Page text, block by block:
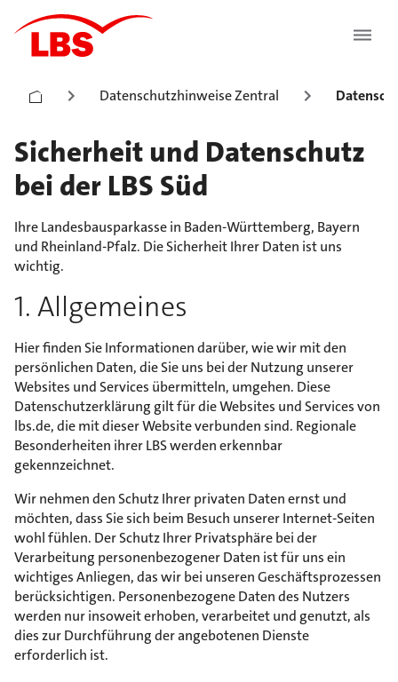
Datenschutzhinweise Zentral
Sicherheit und Datenschutz
bei der LBS Süd
Ihre Landesbausparkasse in Baden-Württemberg, Bayern
und Rheinland-Pfalz. Die Sicherheit Ihrer Daten ist uns
wichtig.
1. Allgemeines
Hier finden Sie Informationen darüber, wie wir mit den
persönlichen Daten, die Sie uns bei der Nutzung unserer
Websites und Services übermitteln, umgehen. Diese
Datenschutzerklärung gilt für die Websites und Services von
lbs.de, die mit dieser Website verbunden sind. Regionale
Besonderheiten ihrer LBS werden erkennbar
gekennzeichnet.
Wir nehmen den Schutz Ihrer privaten Daten ernst und
möchten, dass Sie sich beim Besuch unserer Internet-Seiten
wohl fühlen. Der Schutz Ihrer Privatsphäre bei der
Verarbeitung personenbezogener Daten ist für uns ein
wichtiges Anliegen, das wir bei unseren Geschäftsprozessen
berücksichtigen. Personenbezogene Daten des Nutzers
werden nur insoweit erhoben, verarbeitet und genutzt, als
dies zur Durchführung der angebotenen Dienste
erforderlich ist.